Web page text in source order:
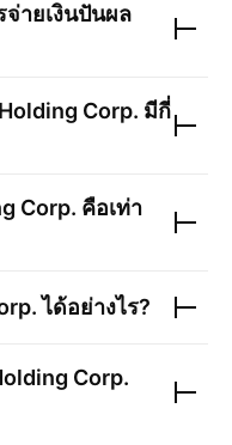
จ่ายเงินปันผล
Corp. มีกี่
Corp. คือเท่า
ได้อย่างไร?
Corp.